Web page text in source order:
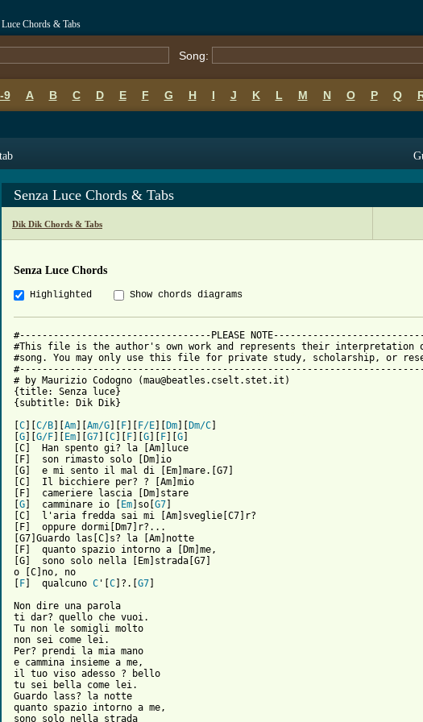
Chords & Tabs
Song:
9 A B C D E F G H I J K L M N O P Q
Senza Luce Chords & Tabs
Dik Dik Chords & Tabs
Senza Luce Chords
Highlighted Show chords diagrams
#----------------------------------PLEASE
#This file is the author's own work and represents their interpretation
#song. You may only use this file for private study, scholarship, or
# by Maurizio Codogno (mau@beatles.cselt.stet.it)
{title: Senza luce}
C C/B Am Am/G F F/E Dm Dm/C
G G/F Em G7 C F G F G
[C]  Han spento gi? la [Am]luce
[F]  son rimasto solo [Dm]io
[G]  e mi sento il mal di [Em]mare.[G7]
[C]  Il bicchiere per? ? [Am]mio
[F]  cameriere lascia [Dm]stare
G ]  camminare io [ Em ]so[ G7
[C]  l'aria fredda sai mi [Am]sveglie[C7]r?
[F]  oppure dormi[Dm7]r?...
[G7]Guardo las[C]s? la [Am]notte
[F]  quanto spazio intorno a [Dm]me,
[G]  sono solo nella [Em]strada[G7]
o [C]no, no
F ]  qualcuno C '[ C ]?.[ G7
Non dire una parola
ti dar? quello che vuoi.
Tu non le somigli molto
non sei come lei.
Per? prendi la mia mano
e cammina insieme a me,
il tuo viso adesso ? bello
tu sei bella come lei.
Guardo lass? la notte
quanto spazio intorno a me,
sono solo nella strada